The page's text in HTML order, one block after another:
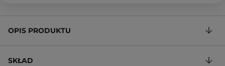
OPIS PRODUKTU
SKŁAD